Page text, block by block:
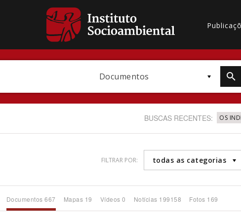
Documentos
BUSCAS RECENTES: OS
FILTRAR POR: todas as categorias
Documentos 667 Mapas 19 Vídeos 0 Notícias 199158 Fotos 169